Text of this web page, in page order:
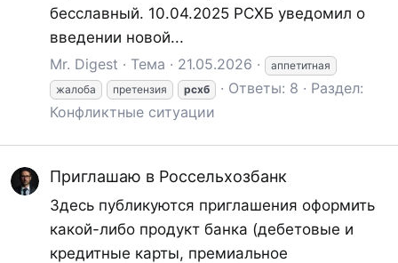
бесславный. 10.04.2025 РСХБ уведомил о
введении новой...
Mr. Digest
Тема 21.05.2026
аппетитная
жалоба
претензия рсхб Ответы: 8
Раздел:
Конфликтные ситуации
Приглашаю в Россельхозбанк
Здесь публикуются приглашения оформить
какой-либо продукт банка (дебетовые и
кредитные карты, премиальное